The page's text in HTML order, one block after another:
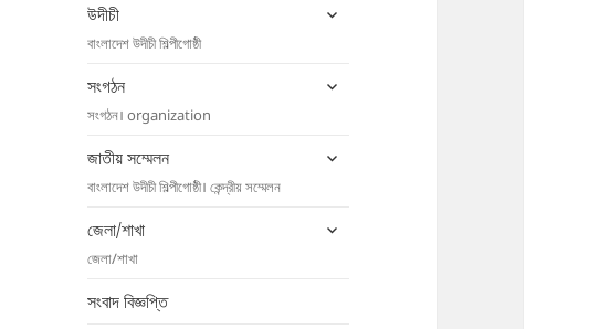
উদীচী
বাংলাদেশ উদীচী শিল্পীগোষ্ঠী
child
সংগঠন
সংগঠন। organization
child
জাতীয় সম্মেলন
বাংলাদেশ উদীচী শিল্পীগোষ্ঠী। কেন্দ্রীয় সম্মেলন
child
জেলা/শাখা
জেলা/শাখা
child
সংবাদ বিজ্ঞপ্তি